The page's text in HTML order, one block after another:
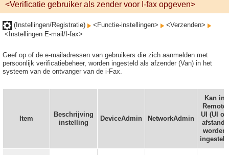
<Verificatie gebruiker als zender voor I-fax opgeven>
(Instellingen/Registratie) <Functie-instellingen>
<Verzenden>
<Instellingen E-mail/I-fax>
Geef op of de e-mailadressen van gebruikers die zich aanmelden met
persoonlijk verificatiebeheer, worden ingesteld als afzender (Van) in het
systeem van de ontvanger van de i-Fax.
Item
Beschrijving
instelling
DeviceAdmin NetworkAdmin
Kan in
Remote
UI (UI op
afstand)
worden
ingesteld